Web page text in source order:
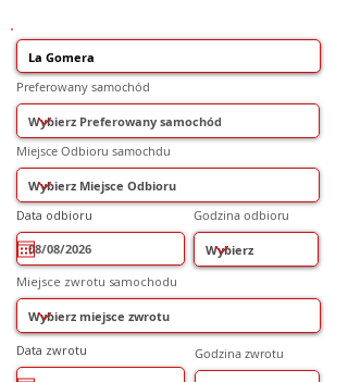
Preferowany samochód
Miejsce Odbioru samochdu
Data odbioru
q
i
r
e
d
Godzina odbioru
Miejsce zwrotu samochodu
Data zwrotu
q
Godzina zwrotu